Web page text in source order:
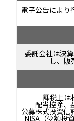
電子公告により
委託会社は決
し、販
課税上は
配当控除、
公募株式投資信
NISA（少額投